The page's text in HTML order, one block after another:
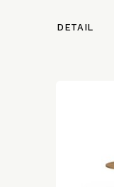
DETAIL